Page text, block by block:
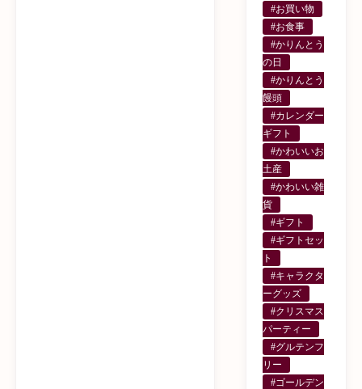
#お買い物
#お食事
#かりんとう
の日
#かりんとう
饅頭
#カレンダー
ギフト
#かわいいお
土産
#かわいい雑
貨
#ギフト
#ギフトセッ
ト
#キャラクタ
ーグッズ
#クリスマス
パーティー
#グルテンフ
リー
#ゴールデン